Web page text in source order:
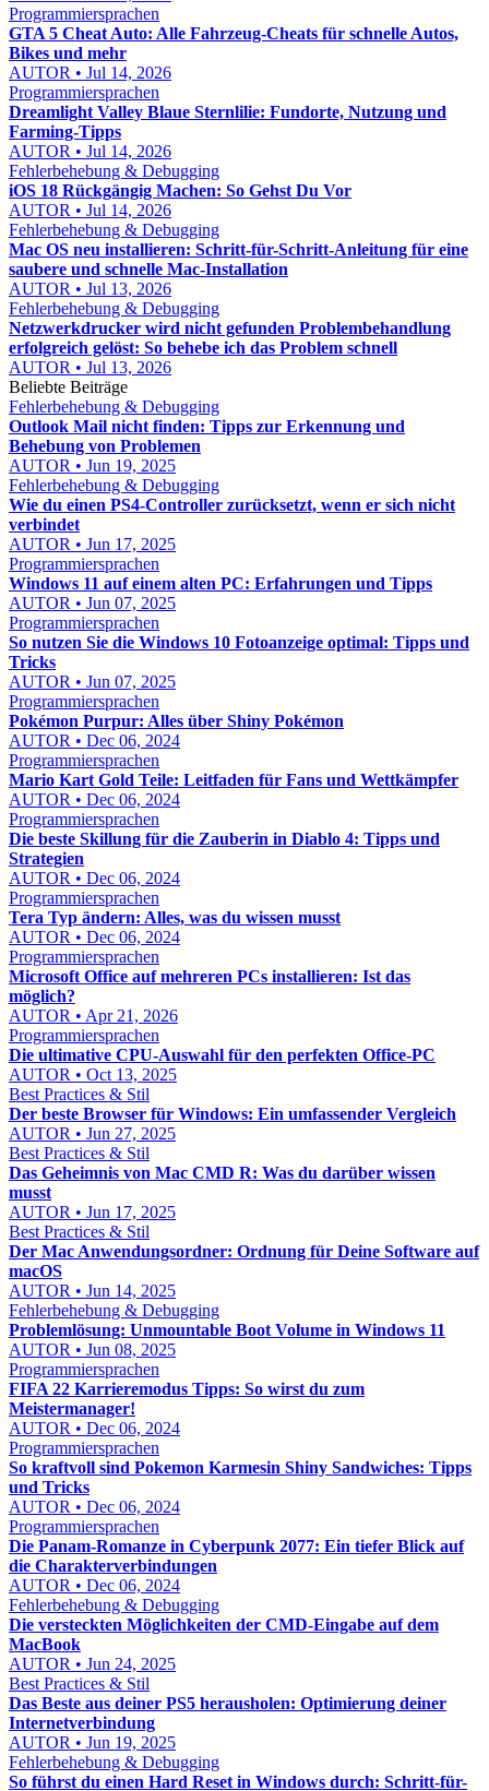
Programmiersprachen
GTA 5 Cheat Auto: Alle Fahrzeug-Cheats für schnelle Autos,
Bikes und mehr
AUTOR • Jul 14, 2026
Programmiersprachen
Dreamlight Valley Blaue Sternlilie: Fundorte, Nutzung und
Farming-Tipps
AUTOR • Jul 14, 2026
Fehlerbehebung & Debugging
iOS 18 Rückgängig Machen: So Gehst Du Vor
AUTOR • Jul 14, 2026
Fehlerbehebung & Debugging
Mac OS neu installieren: Schritt-für-Schritt-Anleitung für eine
saubere und schnelle Mac-Installation
AUTOR • Jul 13, 2026
Fehlerbehebung & Debugging
Netzwerkdrucker wird nicht gefunden Problembehandlung
erfolgreich gelöst: So behebe ich das Problem schnell
AUTOR • Jul 13, 2026
Beliebte Beiträge
Fehlerbehebung & Debugging
Outlook Mail nicht finden: Tipps zur Erkennung und
Behebung von Problemen
AUTOR • Jun 19, 2025
Fehlerbehebung & Debugging
Wie du einen PS4-Controller zurücksetzt, wenn er sich nicht
verbindet
AUTOR • Jun 17, 2025
Programmiersprachen
Windows 11 auf einem alten PC: Erfahrungen und Tipps
AUTOR • Jun 07, 2025
Programmiersprachen
So nutzen Sie die Windows 10 Fotoanzeige optimal: Tipps und
Tricks
AUTOR • Jun 07, 2025
Programmiersprachen
Pokémon Purpur: Alles über Shiny Pokémon
AUTOR • Dec 06, 2024
Programmiersprachen
Mario Kart Gold Teile: Leitfaden für Fans und Wettkämpfer
AUTOR • Dec 06, 2024
Programmiersprachen
Die beste Skillung für die Zauberin in Diablo 4: Tipps und
Strategien
AUTOR • Dec 06, 2024
Programmiersprachen
Tera Typ ändern: Alles, was du wissen musst
AUTOR • Dec 06, 2024
Programmiersprachen
Microsoft Office auf mehreren PCs installieren: Ist das
möglich?
AUTOR • Apr 21, 2026
Programmiersprachen
Die ultimative CPU-Auswahl für den perfekten Office-PC
AUTOR • Oct 13, 2025
Best Practices & Stil
Der beste Browser für Windows: Ein umfassender Vergleich
AUTOR • Jun 27, 2025
Best Practices & Stil
Das Geheimnis von Mac CMD R: Was du darüber wissen
musst
AUTOR • Jun 17, 2025
Best Practices & Stil
Der Mac Anwendungsordner: Ordnung für Deine Software auf
macOS
AUTOR • Jun 14, 2025
Fehlerbehebung & Debugging
Problemlösung: Unmountable Boot Volume in Windows 11
AUTOR • Jun 08, 2025
Programmiersprachen
FIFA 22 Karrieremodus Tipps: So wirst du zum
Meistermanager!
AUTOR • Dec 06, 2024
Programmiersprachen
So kraftvoll sind Pokemon Karmesin Shiny Sandwiches: Tipps
und Tricks
AUTOR • Dec 06, 2024
Programmiersprachen
Die Panam-Romanze in Cyberpunk 2077: Ein tiefer Blick auf
die Charakterverbindungen
AUTOR • Dec 06, 2024
Fehlerbehebung & Debugging
Die versteckten Möglichkeiten der CMD-Eingabe auf dem
MacBook
AUTOR • Jun 24, 2025
Best Practices & Stil
Das Beste aus deiner PS5 herausholen: Optimierung deiner
Internetverbindung
AUTOR • Jun 19, 2025
Fehlerbehebung & Debugging
So führst du einen Hard Reset in Windows durch: Schritt-für-